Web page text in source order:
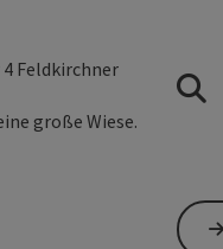
Feldkirchner
große Wiese.